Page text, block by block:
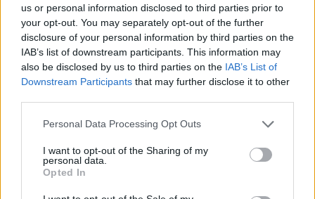
us or personal information disclosed to third parties prior to
your opt-out. You may separately opt-out of the further
disclosure of your personal information by third parties on the
IAB’s list of downstream participants. This information may
also be disclosed by us to third parties on the IAB’s List of
Downstream Participants that may further disclose it to other
Personal Data Processing Opt Outs
I want to opt-out of the Sharing of my
personal data.
Opted In
Παιδικής Παχυσαρκίαςσυνεχίζεται! Επόμενος
προγραμματισμένος σταθμός για τη «Μεγάλη
Γιορτή για Άσκηση και Διατροφή»: η Σύρος,
στις 10 Μαΐου.
Διαβάστε επίσης
Άσκηση και Διατροφή»